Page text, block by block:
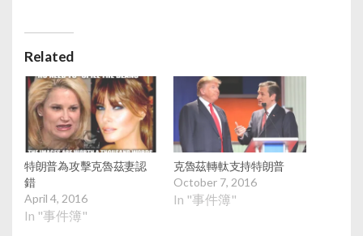
Related
特朗普為攻擊克魯茲妻認
錯
April 4, 2016
In "事件簿"
克魯茲轉軚支持特朗普
October 7, 2016
In "事件簿"